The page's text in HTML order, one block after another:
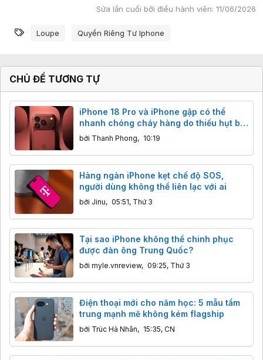
Sửa lần cuối bởi điều hành viên: 11/06/2026
Từ khóa
Loupe Quyền Riêng Tư Iphone
CHỦ ĐỀ TƯƠNG TỰ
iPhone 18 Pro và iPhone gập có thể
nhanh chóng cháy hàng do thiếu hụt bộ
nhớ
bởi Thanh Phong, 10:19
Hàng ngàn iPhone kẹt chế độ SOS,
người dùng không thể liên lạc với ai
bởi Jinu, 05:51, Thứ 3
Tại sao iPhone không thể chinh phục
được đàn ông Trung Quốc?
bởi myle.vnreview, 09:25, Thứ 3
Điện thoại mới cho năm học: 5 mẫu tầm
trung mạnh mẽ không kém flagship
bởi Trúc Hà Nhân, 15:35, CN